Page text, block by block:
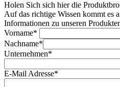
Holen Sich sich hier die
Auf das richtige Wissen kommt es
Informationen zu unseren
Vorname*
Nachname*
Unternehmen*
E-Mail Adresse*